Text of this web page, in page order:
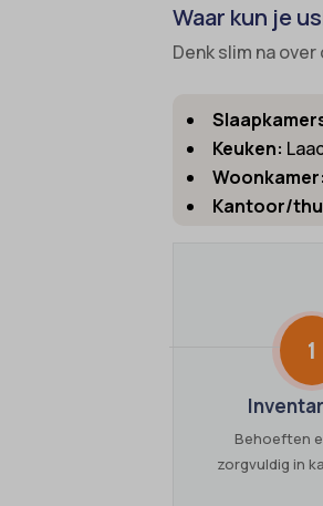
Waar kun je
Denk slim na
Keuken:
Woonkamer:
Kantoor/
1
Behoeften
zorgvuldig in